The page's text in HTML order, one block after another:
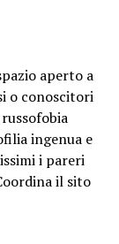
aperto a
o conoscitori
ingenua e
i pareri
il sito